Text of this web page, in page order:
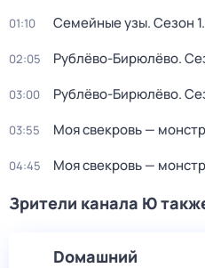
01:10 Семейные узы. Сезон 1
02:05 Рублёво-Бирюлёво.
03:00 Рублёво-Бирюлёво.
03:55 Моя свекровь — монстр
04:45 Моя свекровь — монстр
Зрители канала Ю
Dомашний